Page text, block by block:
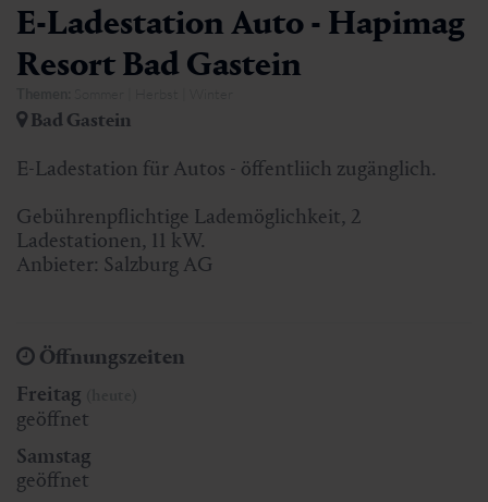
E-Ladestation Auto - Hapimag
Resort Bad Gastein
Bad Gastein
E-Ladestation für Autos - öffentliich zugänglich.
Gebührenpflichtige Lademöglichkeit, 2
Ladestationen, 11 kW.
Anbieter: Salzburg AG
Öffnungszeiten
Freitag
geöffnet
Samstag
geöffnet